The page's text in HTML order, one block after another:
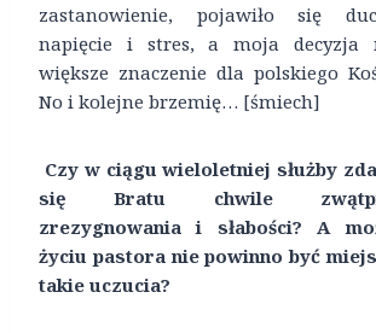
zastanowienie, pojawiło się
napięcie i stres, a moja decyzja
większe znaczenie dla polskiego
No i kolejne brzemię… [śmiech]
Czy w ciągu wieloletniej służby
się Bratu chwile
zrezygnowania i słabości? A
życiu pastora nie powinno być
takie uczucia?